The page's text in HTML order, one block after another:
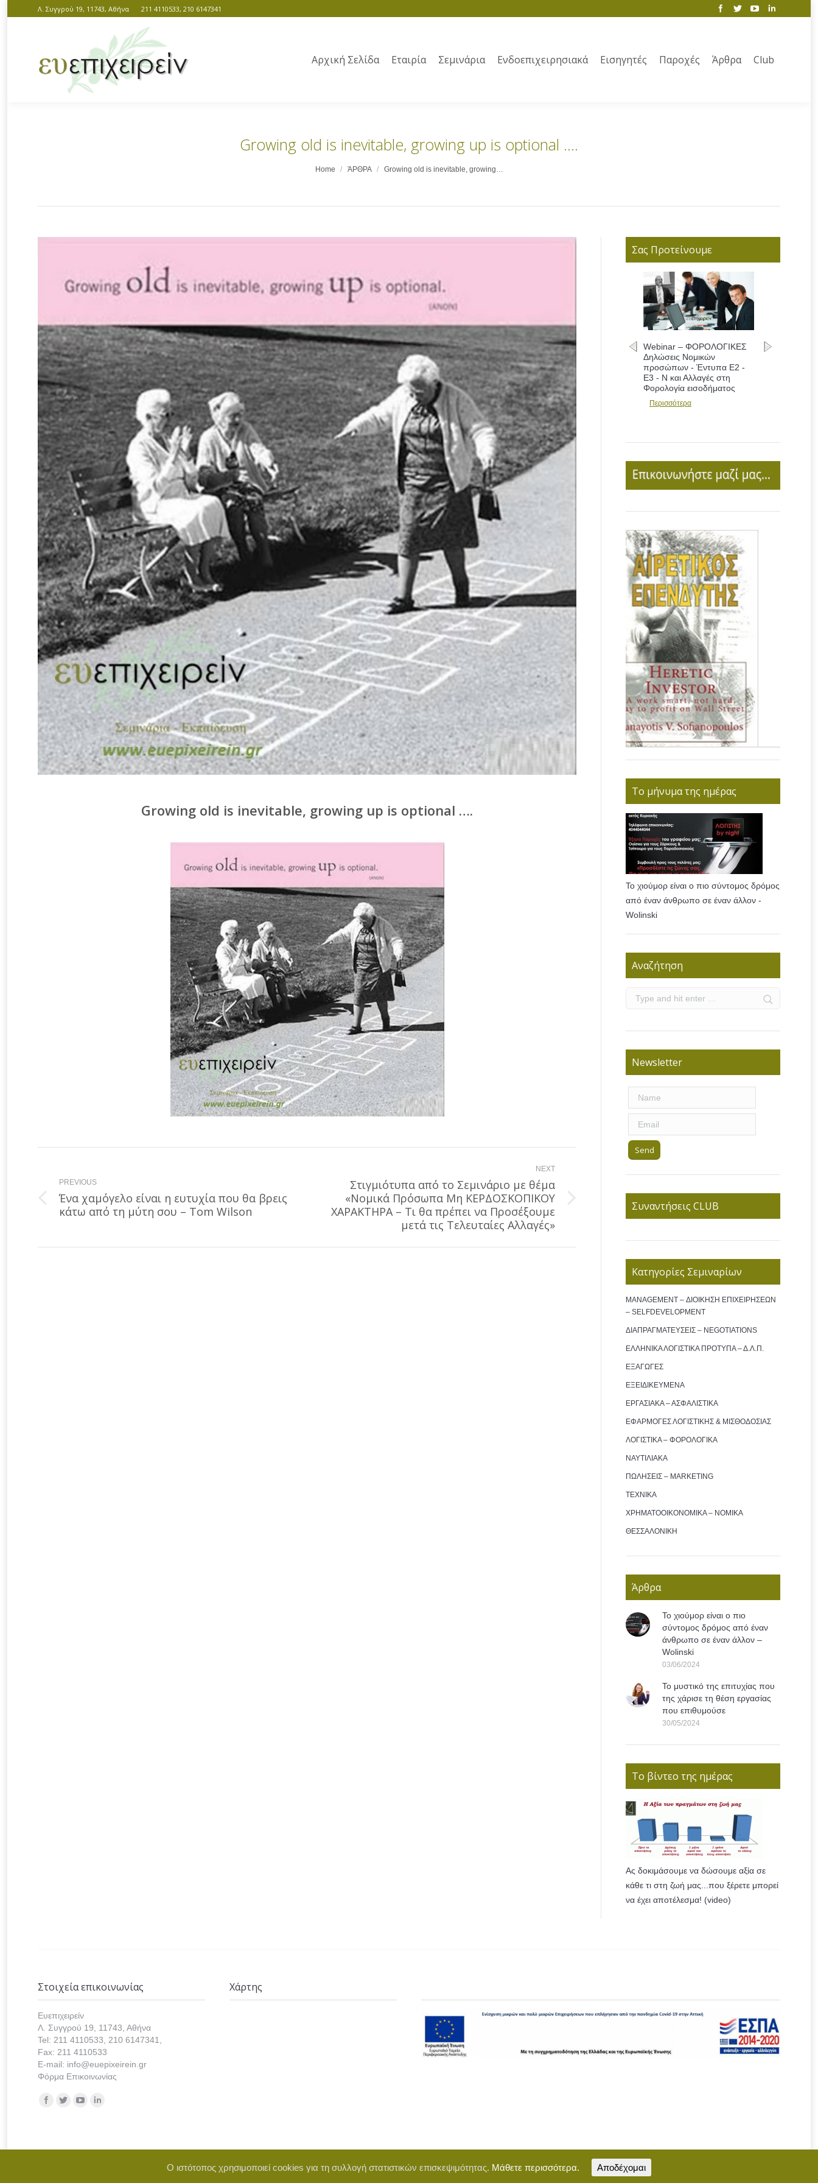
Λ. Συγγρού 19, 11743, Αθήνα 211 4110533, 210 6147341
Αρχική Σελίδα Εταιρία Σεμινάρια Ενδοεπιχειρησιακά Εισηγητές Παροχές Άρθρα Club
Growing old is inevitable, growing up is optional ….
Home ΆΡΘΡΑ Growing old is inevitable, growing…
Growing old is inevitable, growing up is optional ….
navigation
PREVIOUS
Previous
post:
Ένα χαμόγελο είναι η ευτυχία που θα βρεις
κάτω από τη μύτη σου – Tom Wilson
NEXT
post:
Στιγμιότυπα από το Σεμινάριο με θέμα
«Νομικά Πρόσωπα Μη ΚΕΡΔΟΣΚΟΠΙΚΟΥ
ΧΑΡΑΚΤΗΡΑ – Τι θα πρέπει να Προσέξουμε
μετά τις Τελευταίες Αλλαγές»
Σας Προτείνουμε
Webinar – ΦΟΡΟΛΟΓΙΚΕΣ
Δηλώσεις Νομικών
προσώπων - Έντυπα Ε2 -
Ε3 - Ν και Αλλαγές στη
Φορολογία εισοδήματος
Περισσότερα
Το μήνυμα της ημέρας
Το χιούμορ είναι ο πιο σύντομος δρόμος
από έναν άνθρωπο σε έναν άλλον -
Wolinski
Αναζήτηση
Newsletter
Συναντήσεις CLUB
Κατηγορίες Σεμιναρίων
MANAGEMENT – ΔΙΟΙΚΗΣΗ ΕΠΙΧΕΙΡΗΣΕΩΝ
– SELFDEVELOPMENT
ΔΙΑΠΡΑΓΜΑΤΕΥΣΕΙΣ – NEGOTIATIONS
ΕΛΛΗΝΙΚΑ ΛΟΓΙΣΤΙΚΑ ΠΡΟΤΥΠΑ – Δ.Λ.Π.
ΕΞΑΓΩΓΕΣ
ΕΞΕΙΔΙΚΕΥΜΕΝΑ
ΕΡΓΑΣΙΑΚΑ – ΑΣΦΑΛΙΣΤΙΚΑ
ΕΦΑΡΜΟΓΕΣ ΛΟΓΙΣΤΙΚΗΣ & ΜΙΣΘΟΔΟΣΙΑΣ
ΛΟΓΙΣΤΙΚΑ – ΦΟΡΟΛΟΓΙΚΑ
ΝΑΥΤΙΛΙΑΚΑ
ΠΩΛΗΣΕΙΣ – MARKETING
ΤΕΧΝΙΚΑ
ΧΡΗΜΑΤΟΟΙΚΟΝΟΜΙΚΑ – ΝΟΜΙΚΑ
ΘΕΣΣΑΛΟΝΙΚΗ
Άρθρα
Το χιούμορ είναι ο πιο
σύντομος δρόμος από έναν
άνθρωπο σε έναν άλλον –
Wolinski
03/06/2024
Το μυστικό της επιτυχίας που
της χάρισε τη θέση εργασίας
που επιθυμούσε
30/05/2024
Το βίντεο της ημέρας
Ας δοκιμάσουμε να δώσουμε αξία σε
κάθε τι στη ζωή μας...που ξέρετε μπορεί
να έχει αποτέλεσμα! (video)
Στοιχεία επικοινωνίας
Ευεπιχειρείν
Λ. Συγγρού 19, 11743, Αθήνα
Tel: 211 4110533, 210 6147341,
Fax: 211 4110533
E-mail: info@euepixeirein.gr
Φόρμα Επικοινωνίας
Find us on:
Χάρτης
Copyright © 2021 euepixeirein.gr | Developed by BigWebTheory
Ο ιστότοπος χρησιμοποιεί cookies για τη συλλογή στατιστικών επισκεψιμότητας. Μάθετε περισσότερα. Αποδέχομαι